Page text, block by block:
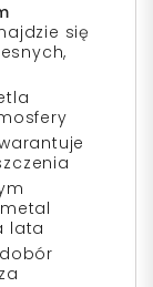
się
lata